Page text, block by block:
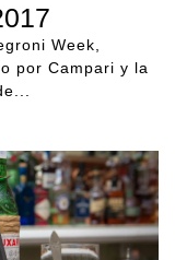
Week,
por Campari y la